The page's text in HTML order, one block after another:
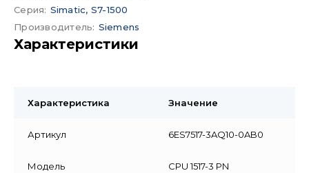
Серия: Simatic, S7-1500
Производитель: Siemens
Характеристики
Характеристика Значение
Артикул 6ES7517-3AQ10-0AB0
Модель CPU 1517-3 PN